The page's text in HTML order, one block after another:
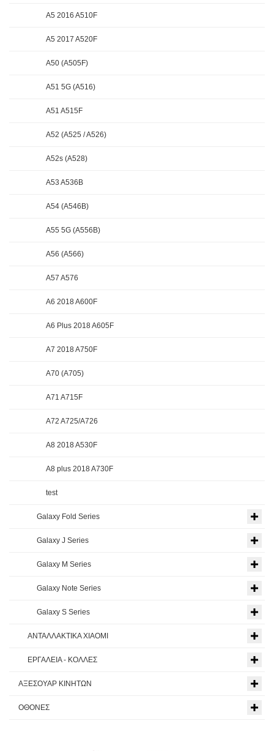
A5 2016 A510F
A5 2017 A520F
A50 (A505F)
A51 5G (A516)
A51 A515F
A52 (A525 / A526)
A52s (A528)
A53 A536B
A54 (A546B)
A55 5G (A556B)
A56 (A566)
A57 A576
A6 2018 A600F
A6 Plus 2018 A605F
A7 2018 A750F
A70 (A705)
A71 A715F
A72 A725/A726
A8 2018 A530F
A8 plus 2018 A730F
test
Galaxy Fold Series
Galaxy J Series
Galaxy M Series
Galaxy Note Series
Galaxy S Series
ΑΝΤΑΛΛΑΚΤΙΚΑ XIAOMI
ΕΡΓΑΛΕΙΑ - ΚΟΛΛΕΣ
ΑΞΕΣΟΥΑΡ ΚΙΝΗΤΩΝ
ΟΘΟΝΕΣ